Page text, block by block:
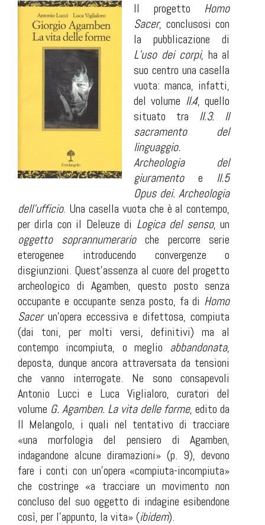
Il progetto Homo
Sacer, conclusosi con
la pubblicazione di
L’uso dei corpi, ha al
suo centro una casella
vuota: manca, infatti,
del volume II.4, quello
situato tra II.3. Il
sacramento del
linguaggio.
Archeologia del
giuramentoe II.5
Opus dei. Archeologia
dell’ufficio. Una casella vuota che è al contempo,
per dirla con il Deleuze di Logica del senso, un
oggetto soprannumerarioche percorre serie
eterogenee introducendo convergenze o
disgiunzioni. Quest’assenza al cuore del progetto
archeologico di Agamben, questo posto senza
occupante e occupante senza posto, fa di Homo
Sacerun’opera eccessiva e difettosa, compiuta
(dai toni, per molti versi, definitivi) ma al
contempo incompiuta, o meglio abbandonata,
deposta, dunque ancora attraversata da tensioni
che vanno interrogate. Ne sono consapevoli
Antonio Lucci e Luca Viglialoro, curatori del
volume G. Agamben. La vita delle forme, edito da
Il Melangolo, i quali nel tentativo di tracciare
«una morfologia del pensiero di Agamben,
indagandone alcune diramazioni» (p. 9), devono
fare i conti con un’opera «compiuta-incompiuta»
che costringe «a tracciare un movimento non
concluso del suo oggetto di indagine esibendone
così, per l’appunto, la vita» (ibidem).